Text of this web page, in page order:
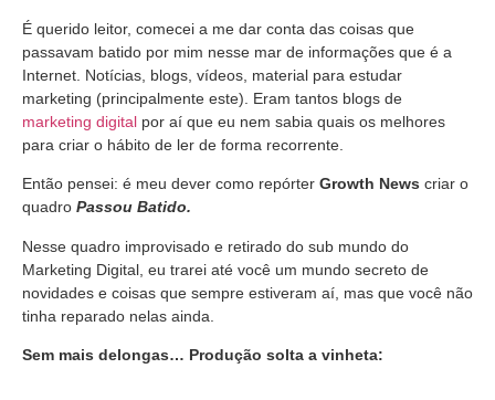
É querido leitor, comecei a me dar conta das coisas que
passavam batido por mim nesse mar de informações que é a
Internet. Notícias, blogs, vídeos, material para estudar
marketing (principalmente este). Eram tantos blogs de
marketing digital por aí que eu nem sabia quais os melhores
para criar o hábito de ler de forma recorrente.
Então pensei: é meu dever como repórter Growth News criar o
quadro Passou Batido.
Nesse quadro improvisado e retirado do sub mundo do
Marketing Digital, eu trarei até você um mundo secreto de
novidades e coisas que sempre estiveram aí, mas que você não
tinha reparado nelas ainda.
Sem mais delongas… Produção solta a vinheta: